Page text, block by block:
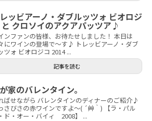
ッビアーノ・ダブルッツォ ビオロジ
と クロソイのアクアパッツア♪
ンファンの皆様、お待たせしました！ 本日は
にワインの登場で～す♪ トレッビアーノ・ダブ
ツォ ビオロジコ 2014 ...
記事を読む
家のバレンタイン。
ばせながら バレンタインのディナーのご紹介♪
さびさの赤ワインですよ～( ´艸｀) 【ラ・パル
ド・オー・バイィ 2008】 ...